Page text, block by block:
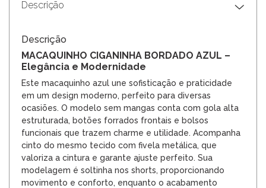
Descrição
Descrição
MACAQUINHO CIGANINHA BORDADO AZUL –
Elegância e Modernidade
Este macaquinho azul une sofisticação e praticidade
em um design moderno, perfeito para diversas
ocasiões. O modelo sem mangas conta com gola alta
estruturada, botões forrados frontais e bolsos
funcionais que trazem charme e utilidade. Acompanha
cinto do mesmo tecido com fivela metálica, que
valoriza a cintura e garante ajuste perfeito. Sua
modelagem é soltinha nos shorts, proporcionando
movimento e conforto, enquanto o acabamento